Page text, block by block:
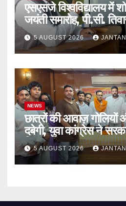
एसएसजे विश्वविद्यालय में
जयंती समारोह, पी.सी.
छात्र हुए सम्मानित
5 AUGUST 2026
NEWS
छात्रों की आवाज़ गोलियों
दबेगी, युवा कांग्रेस ने
निशाना
5 AUGUST 2026